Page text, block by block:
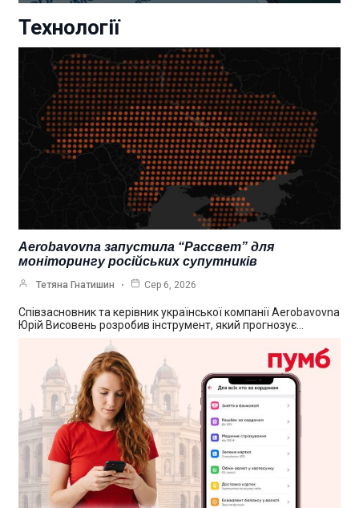
Технології
Aerobavovna запустила “Рассвет” для
моніторингу російських супутників
Тетяна Гнатишин Сер 6, 2026
Співзасновник та керівник української компанії Aerobavovna
Юрій Висовень розробив інструмент, який прогнозує…